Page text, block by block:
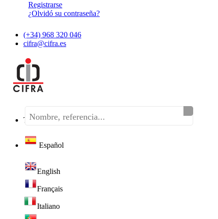
Registrarse
¿Olvidó su contraseña?
(+34) 968 320 046
cifra@cifra.es
Teléfono:(+34) 968 320 046
Español
English
Français
Italiano